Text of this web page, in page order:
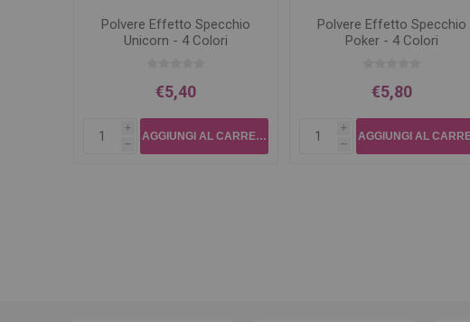
Polvere Effetto Specchio
Unicorn - 4 Colori
€5,40
i
h
Polvere Effetto Specchio
Poker - 4 Colori
€5,80
i
h